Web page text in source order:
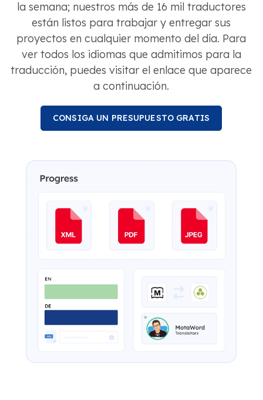
la semana; nuestros más de 16 mil traductores
están listos para trabajar y entregar sus
proyectos en cualquier momento del día. Para
ver todos los idiomas que admitimos para la
traducción, puedes visitar el enlace que aparece
a continuación.
CONSIGA UN PRESUPUESTO GRATIS